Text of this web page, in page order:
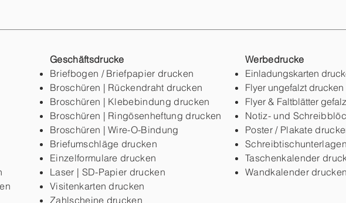
Geschäftsdrucke
Briefbogen / Briefpapier drucken
Broschüren | Rückendraht drucken
Broschüren | Klebebindung drucken
Broschüren | Ringösenheftung drucken
Broschüren | Wire-O-Bindung
Briefumschläge drucken
Einzelformulare drucken
Laser | SD-Papier drucken
Visitenkarten drucken
Zahlscheine drucken
Werbedrucke
Einladungskarten
Flyer ungefalzt drucken
Flyer & Faltblätter
Notiz- und
Poster / Plakate
Taschenkalender
Wandkalender drucken